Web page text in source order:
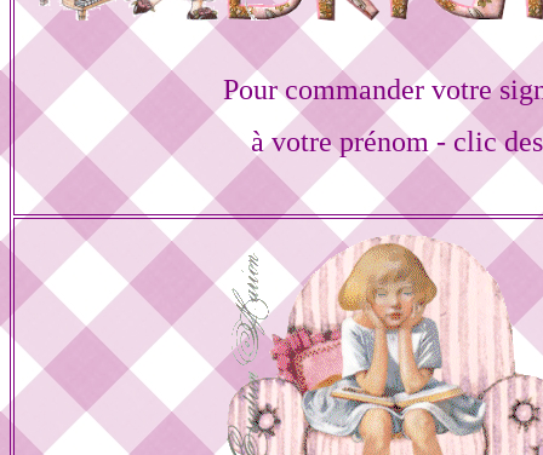
Pour commander votre
à votre prénom - clic